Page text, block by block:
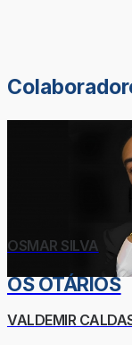
OSMAR SILVA
OS OTÁRIOS
VALDEMIR